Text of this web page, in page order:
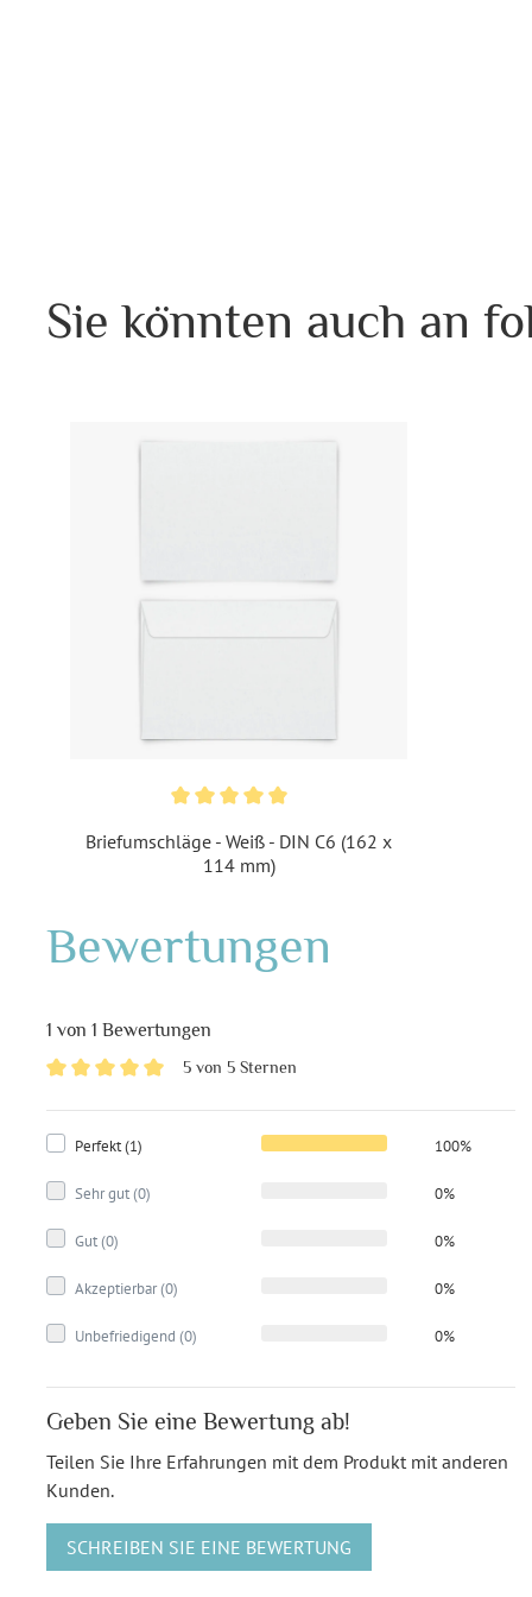
Sie könnten auch an
Briefumschläge - Weiß - DIN C6 (162 x
114 mm)
Bewertungen
1 von 1 Bewertungen
5 von 5 Sternen
Perfekt (1) 100%
Sehr gut (0) 0%
Gut (0) 0%
Akzeptierbar (0) 0%
Unbefriedigend (0) 0%
Geben Sie eine Bewertung ab!
Teilen Sie Ihre Erfahrungen mit dem Produkt mit anderen
Kunden.
SCHREIBEN SIE EINE BEWERTUNG